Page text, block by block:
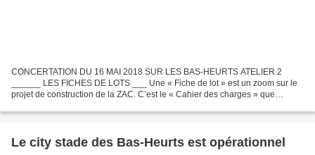
CONCERTATION DU 16 MAI 2018 SUR LES BAS-HEURTS ATELIER 2
______ LES FICHES DE LOTS ___ Une « Fiche de lot » est un zoom sur le
projet de construction de la ZAC. C’est le « Cahier des charges » que
Le city stade des Bas-Heurts est opérationnel